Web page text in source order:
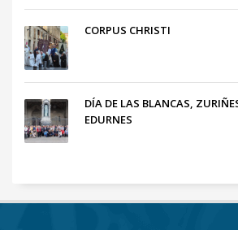
CORPUS CHRISTI
DÍA DE LAS BLANCAS,
EDURNES